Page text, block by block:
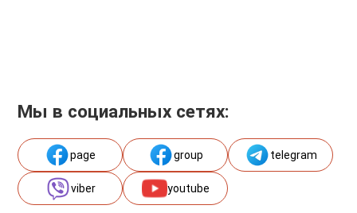
Мы в социальных сетях:
page group telegram
viber youtube